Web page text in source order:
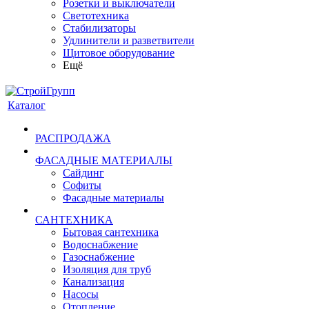
Розетки и выключатели
Светотехника
Стабилизаторы
Удлинители и разветвители
Щитовое оборудование
Ещё
Каталог
РАСПРОДАЖА
ФАСАДНЫЕ МАТЕРИАЛЫ
Сайдинг
Софиты
Фасадные материалы
САНТЕХНИКА
Бытовая сантехника
Водоснабжение
Газоснабжение
Изоляция для труб
Канализация
Насосы
Отопление